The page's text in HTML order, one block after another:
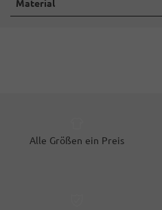
Material
Alle Größen ein Preis